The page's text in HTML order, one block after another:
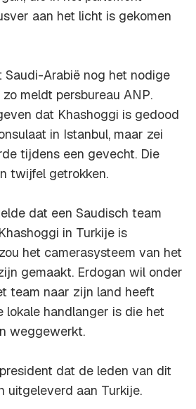
aan het licht is gekomen
Saudi-Arabië nog het nodige
meldt persbureau ANP.
dat Khashoggi is gedood
in Istanbul, maar zei
tijdens een gevecht. Die
twijfel getrokken.
dat een Saudisch team
in Turkije is
het camerasysteem van het
gemaakt. Erdogan wil onder
team naar zijn land heeft
lokale handlanger is die het
weggewerkt.
dat de leden van dit
uitgeleverd aan Turkije.